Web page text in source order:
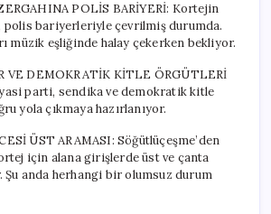
POLİS BARİYERİ: Kortejin
polis bariyerleriyle çevrilmiş durumda.
müzik eşliğinde halay çekerken bekliyor.
VE DEMOKRATİK KİTLE ÖRGÜTLERİ
parti, sendika ve demokratik kitle
yola çıkmaya hazırlanıyor.
ÜST ARAMASI: Söğütlüçeşme’den
için alana girişlerde üst ve çanta
Şu anda herhangi bir olumsuz durum